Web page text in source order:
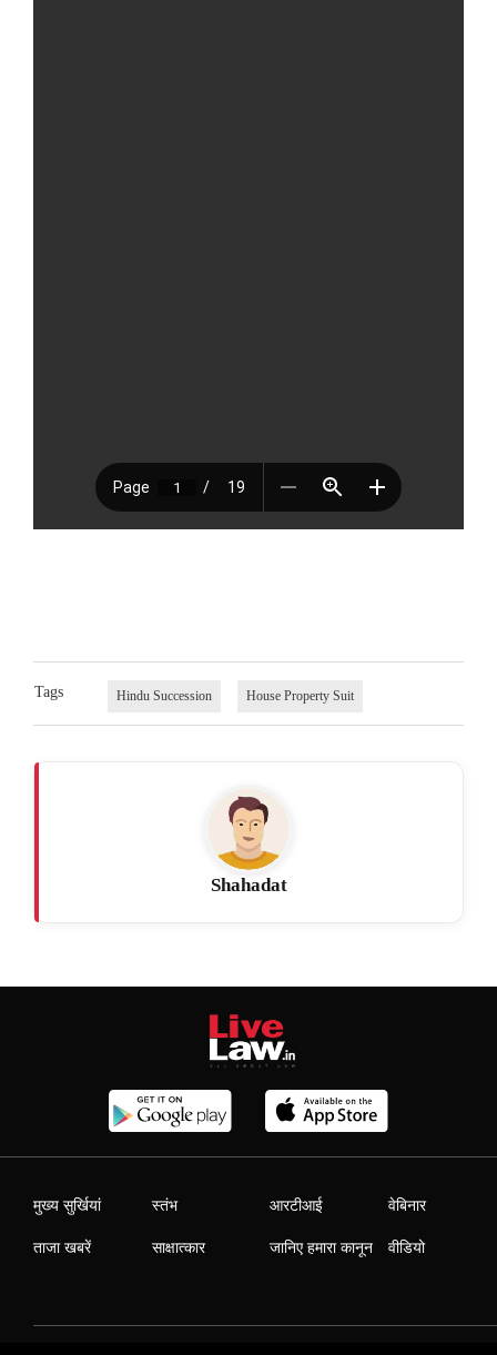
Tags Hindu Succession House Property Suit
Shahadat
मुख्य सुर्खियां
ताजा खबरें
स्तंभ
साक्षात्कार
आरटीआई
जानिए हमारा कानून
वेबिनार
वीडियो